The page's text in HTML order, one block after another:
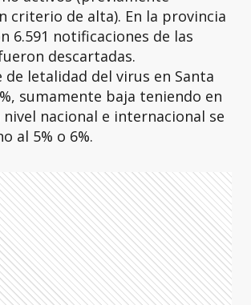
criterio de alta). En la provincia
6.591 notificaciones de las
descartadas.
de letalidad del virus en Santa
sumamente baja teniendo en
nacional e internacional se
al 5% o 6%.